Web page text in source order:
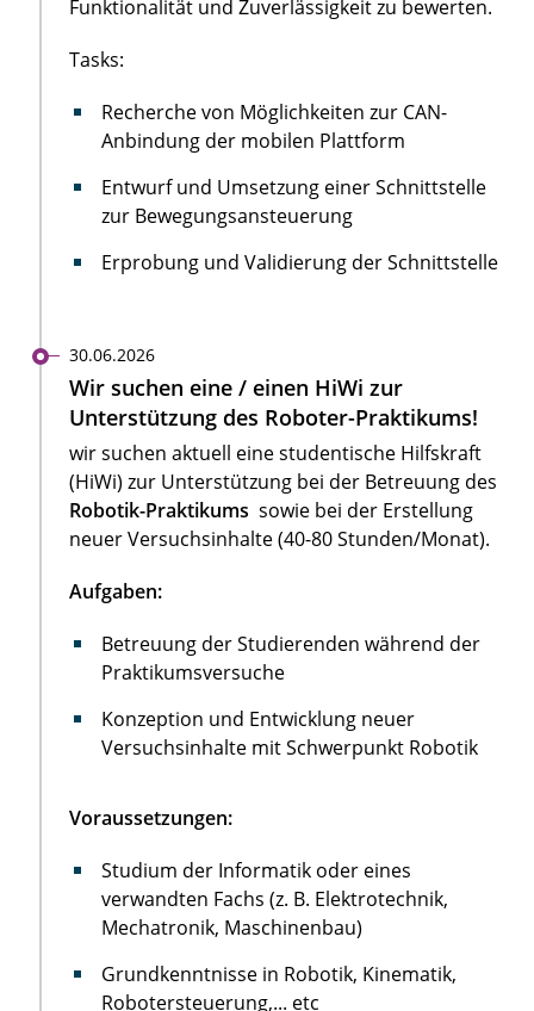
Funktionalität und Zuverlässigkeit zu bewerten.
Tasks:
Recherche von Möglichkeiten zur CAN-
Anbindung der mobilen Plattform
Entwurf und Umsetzung einer Schnittstelle
zur Bewegungsansteuerung
Erprobung und Validierung der Schnittstelle
30.06.2026
Wir suchen eine / einen HiWi zur
Unterstützung des Roboter-Praktikums!
wir suchen aktuell eine studentische Hilfskraft
(HiWi) zur Unterstützung bei der Betreuung des
Robotik-Praktikums sowie bei der Erstellung
neuer Versuchsinhalte (40-80 Stunden/Monat).
Aufgaben:
Betreuung der Studierenden während der
Praktikumsversuche
Konzeption und Entwicklung neuer
Versuchsinhalte mit Schwerpunkt Robotik
Voraussetzungen:
Studium der Informatik oder eines
verwandten Fachs (z. B. Elektrotechnik,
Mechatronik, Maschinenbau)
Grundkenntnisse in Robotik, Kinematik,
Robotersteuerung,... etc